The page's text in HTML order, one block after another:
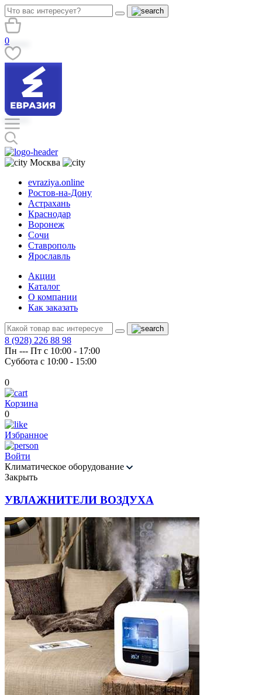
0
Москва
evraziya.online
Ростов-на-Дону
Астрахань
Краснодар
Воронеж
Сочи
Ставрополь
Ярославль
Акции
Каталог
О компании
Как заказать
8 (928) 226 88 98
Пн --- Пт с 10:00 - 17:00
Суббота с 10:00 - 15:00
0
Корзина
0
Избранное
Войти
Климатическое оборудование
Закрыть
УВЛАЖНИТЕЛИ ВОЗДУХА